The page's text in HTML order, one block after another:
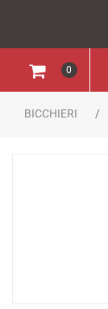
0
BICCHIERI